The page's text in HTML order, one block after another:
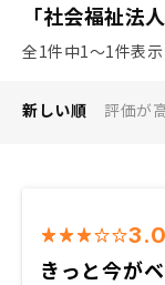
「社会福祉法
全1件中1〜1件表
新しい順 評価が
3.0
きっと今が